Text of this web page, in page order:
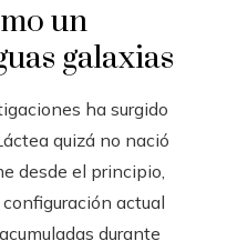
un
galaxias
ha surgido
quizá no nació
desde el principio,
actual
durante